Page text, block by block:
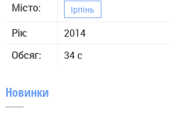
Місто: Ірпінь
Рік:
2014
Обсяг:
34 с
Новинки